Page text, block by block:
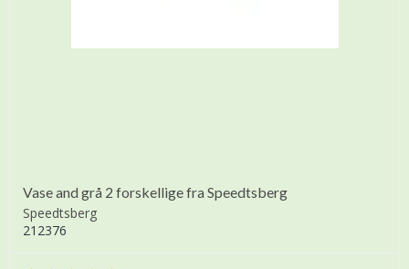
Vase and grå 2 forskellige fra Speedtsberg
Speedtsberg
212376